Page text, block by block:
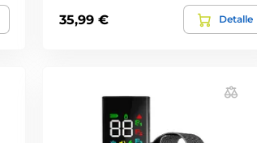
35,99 € Detalle